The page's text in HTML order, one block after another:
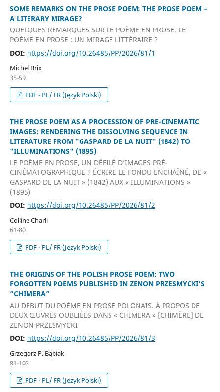
SOME REMARKS ON THE PROSE POEM: THE PROSE POEM –
A LITERARY MIRAGE?
QUELQUES REMARQUES SUR LE POÈME EN PROSE. LE
POÈME EN PROSE : UN MIRAGE LITTÉRAIRE ?
DOI: https://doi.org/10.26485/PP/2026/81/1
Michel Brix
35-59
PDF - PL/ FR (Język Polski)
THE PROSE POEM AS A PROCESSION OF PRE-CINEMATIC
IMAGES: RENDERING THE DISSOLVING SEQUENCE IN
LITERATURE FROM "GASPARD DE LA NUIT" (1842) TO
"ILLUMINATIONS" (1895)
LE POÈME EN PROSE, UN DÉFILÉ D’IMAGES PRÉ-
CINÉMATOGRAPHIQUE ? ÉCRIRE LE FONDU ENCHAÎNÉ, DE «
GASPARD DE LA NUIT » (1842) AUX « ILLUMINATIONS »
(1895)
DOI: https://doi.org/10.26485/PP/2026/81/2
Colline Charli
61-80
PDF - PL/ FR (Język Polski)
THE ORIGINS OF THE POLISH PROSE POEM: TWO
FORGOTTEN POEMS PUBLISHED IN ZENON PRZESMYCKI’S
“CHIMERA”
AU DÉBUT DU POÈME EN PROSE POLONAIS. À PROPOS DE
DEUX ŒUVRES OUBLIÉES DANS « CHIMERA » [CHIMÈRE] DE
ZENON PRZESMYCKI
DOI: https://doi.org/10.26485/PP/2026/81/3
Grzegorz P. Bąbiak
81-103
PDF - PL/ FR (Język Polski)